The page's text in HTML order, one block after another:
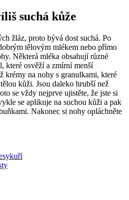
suchá kůže
žláz, proto bývá dost suchá. Po
tělovým mlékem nebo přímo
Některá mléka obsahují různé
které osvěží a zmírní menší
krémy na nohy s granulkami, které
kůži. Jsou daleko hrubší než
se vždy nejprve ujistěte, že jste si
se aplikuje na suchou kůži a pak
Nakonec si nohy opláchněte
kuří